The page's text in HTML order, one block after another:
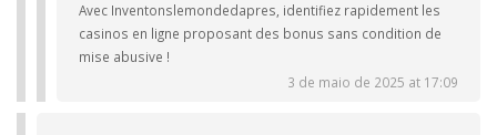
Avec Inventonslemondedapres, identifiez rapidement les
casinos en ligne proposant des bonus sans condition de
mise abusive !
3 de maio de 2025 at 17:09